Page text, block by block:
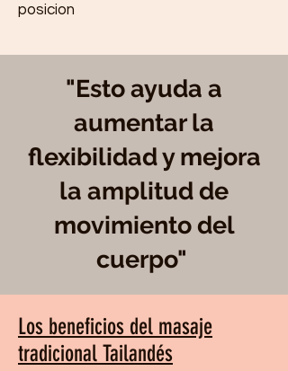
posicion
"Esto ayuda a
aumentar la
flexibilidad y mejora
la amplitud de
movimiento del
cuerpo"
Los beneficios del masaje
tradicional Tailandés